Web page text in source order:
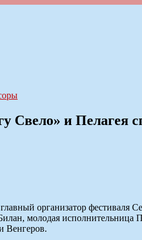
песни
Свело» и Пелагея
организатор фестиваля
молодая исполнительница
Венгеров.